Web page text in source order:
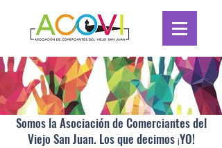
Somos la Asociación de Comerciantes del
Viejo San Juan. Los que decimos ¡YO!